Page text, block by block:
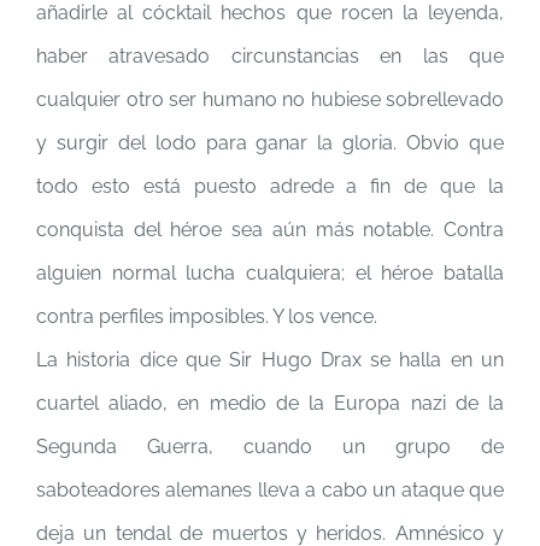
añadirle al cócktail hechos que rocen la leyenda,
haber atravesado circunstancias en las que
cualquier otro ser humano no hubiese sobrellevado
y surgir del lodo para ganar la gloria. Obvio que
todo esto está puesto adrede a fin de que la
conquista del héroe sea aún más notable. Contra
alguien normal lucha cualquiera; el héroe batalla
contra perfiles imposibles. Y los vence.
La historia dice que Sir Hugo Drax se halla en un
cuartel aliado, en medio de la Europa nazi de la
Segunda Guerra, cuando un grupo de
saboteadores alemanes lleva a cabo un ataque que
deja un tendal de muertos y heridos. Amnésico y